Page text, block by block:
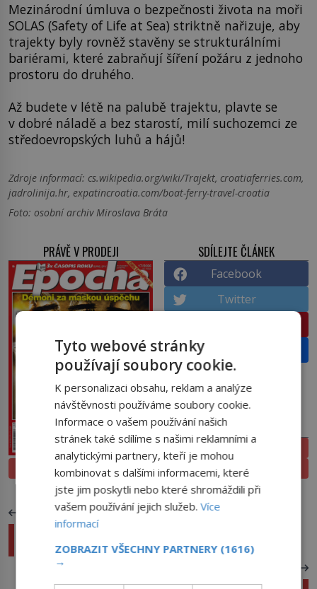
Mezinárodní úmluva o bezpečnosti života na moři
SOLAS (Safety of Life at Sea) striktně nařizuje, aby
trajekty byly rovněž stavěny se strukturálními
bariérami, které zabraňují šíření požáru z jednoho
prostoru do druhého.
Až budete v létě na palubě trajektu, plavte se
v dobré náladě a bez starostí, milí suchozemci ze
středoevropských luhů a hájů!
Zdroje informací: cs.wikipedia.org/wiki/Trajekt, croatiaferries.com,
jadrolinija.hr, expatincroatia.com/boat-ferry-travel-croatia
Foto: osobní archiv Miroslava Bráta
PRÁVĚ V PRODEJI
PROLISTOVAT
SDÍLEJTE ČLÁNEK
Facebook
Twitter
PŘEDPLATNÉ
TIŠTĚNÉ
PŘEDCHOZÍ ČLÁNEK
serenády a jsou empatické
Tyto webové stránky
používají soubory cookie.
K personalizaci obsahu, reklam a analýze
návštěvnosti používáme soubory cookie.
Informace o vašem používání našich
stránek také sdílíme s našimi reklamními a
analytickými partnery, kteří je mohou
kombinovat s dalšími informacemi, které
jste jim poskytli nebo které shromáždili při
vašem používání jejich služeb.Více
informací
ZOBRAZIT VŠECHNY PARTNERY (1616)
→